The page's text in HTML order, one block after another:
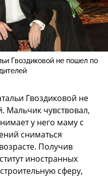
Гвоздиковой не пошел по
Гвоздиковой не
Мальчик чувствовал,
у него маму с
сниматься
Получив
иностранных
сферу,